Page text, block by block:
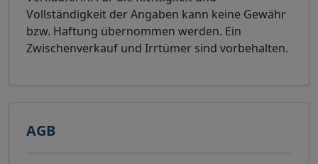
Vollständigkeit der Angaben kann keine Gewähr
bzw. Haftung übernommen werden. Ein
Zwischenverkauf und Irrtümer sind vorbehalten.
AGB